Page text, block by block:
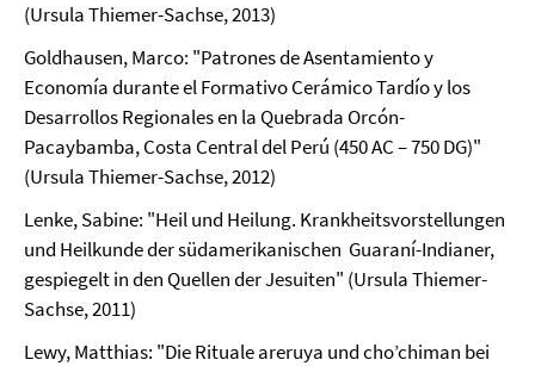
(Ursula Thiemer-Sachse, 2013)
Goldhausen, Marco: "Patrones de Asentamiento y
Economía durante el Formativo Cerámico Tardío y los
Desarrollos Regionales en la Quebrada Orcón-
Pacaybamba, Costa Central del Perú (450 AC – 750 DG)"
(Ursula Thiemer-Sachse, 2012)
Lenke, Sabine: "Heil und Heilung. Krankheitsvorstellungen
und Heilkunde der südamerikanischen Guaraní-Indianer,
gespiegelt in den Quellen der Jesuiten" (Ursula Thiemer-
Sachse, 2011)
Lewy, Matthias: "Die Rituale areruya und cho’chiman bei